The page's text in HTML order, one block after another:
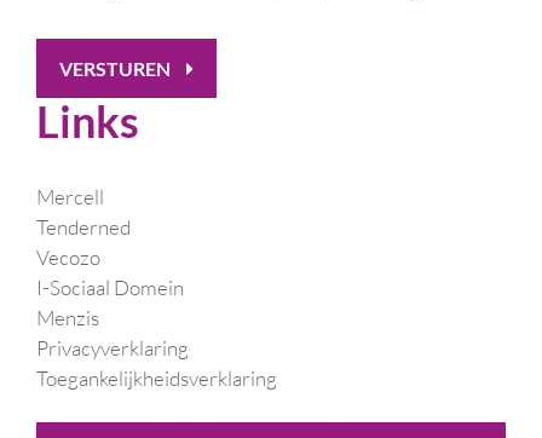
VERSTUREN
Links
Mercell
Tenderned
Vecozo
I-Sociaal Domein
Menzis
Privacyverklaring
Toegankelijkheidsverklaring